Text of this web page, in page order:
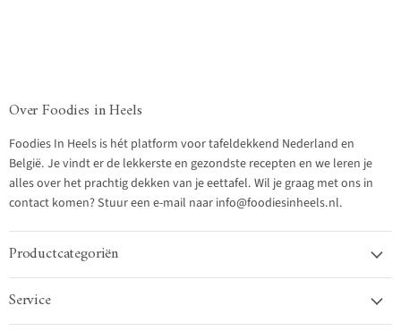
Over Foodies in Heels
Foodies In Heels is hét platform voor tafeldekkend Nederland en
België. Je vindt er de lekkerste en gezondste recepten en we leren je
alles over het prachtig dekken van je eettafel. Wil je graag met ons in
contact komen? Stuur een e-mail naar info@foodiesinheels.nl.
Productcategoriën
Service